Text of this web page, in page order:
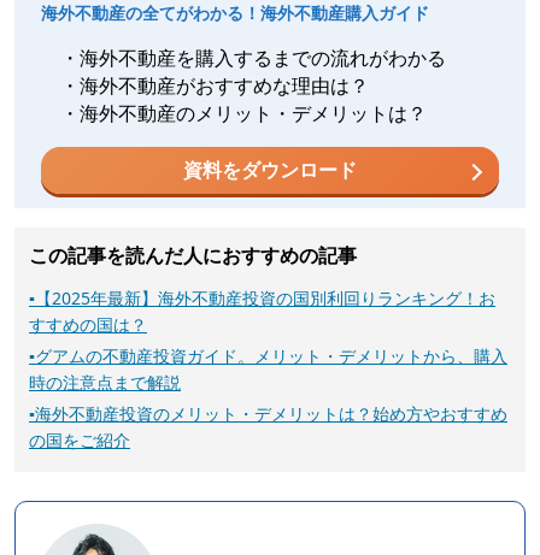
海外不動産の全てがわかる！海外不動産購入ガイド
・海外不動産を購入するまでの流れがわかる
・海外不動産がおすすめな理由は？
・海外不動産のメリット・デメリットは？
資料をダウンロード
この記事を読んだ人におすすめの記事
▪ 【2025年最新】海外不動産投資の国別利回りランキング！お
すすめの国は？
▪グアムの不動産投資ガイド。メリット・デメリットから、購入
時の注意点まで解説
▪海外不動産投資のメリット・デメリットは？始め方やおすすめ
の国をご紹介